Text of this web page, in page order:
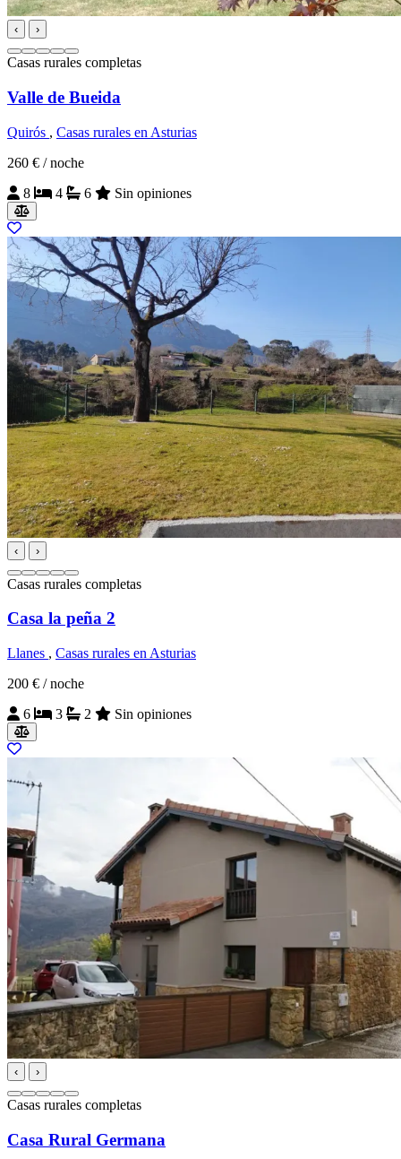
‹ ›
Casas rurales completas
Valle de Bueida
Quirós , Casas rurales en Asturias
260 € / noche
8
4 6 Sin opiniones
‹ ›
Casas rurales completas
Casa la peña 2
Llanes , Casas rurales en Asturias
200 € / noche
6
3 2 Sin opiniones
‹ ›
Casas rurales completas
Casa Rural Germana